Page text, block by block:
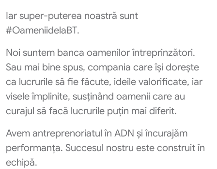
Iar super-puterea noastră sunt
#OameniidelaBT.
Noi suntem banca oamenilor întreprinzători.
Sau mai bine spus, compania care își dorește
ca lucrurile să fie făcute, ideile valorificate, iar
visele împlinite, susținând oamenii care au
curajul să facă lucrurile puțin mai diferit.
Avem antreprenoriatul în ADN și încurajăm
performanța. Succesul nostru este construit în
echipă.